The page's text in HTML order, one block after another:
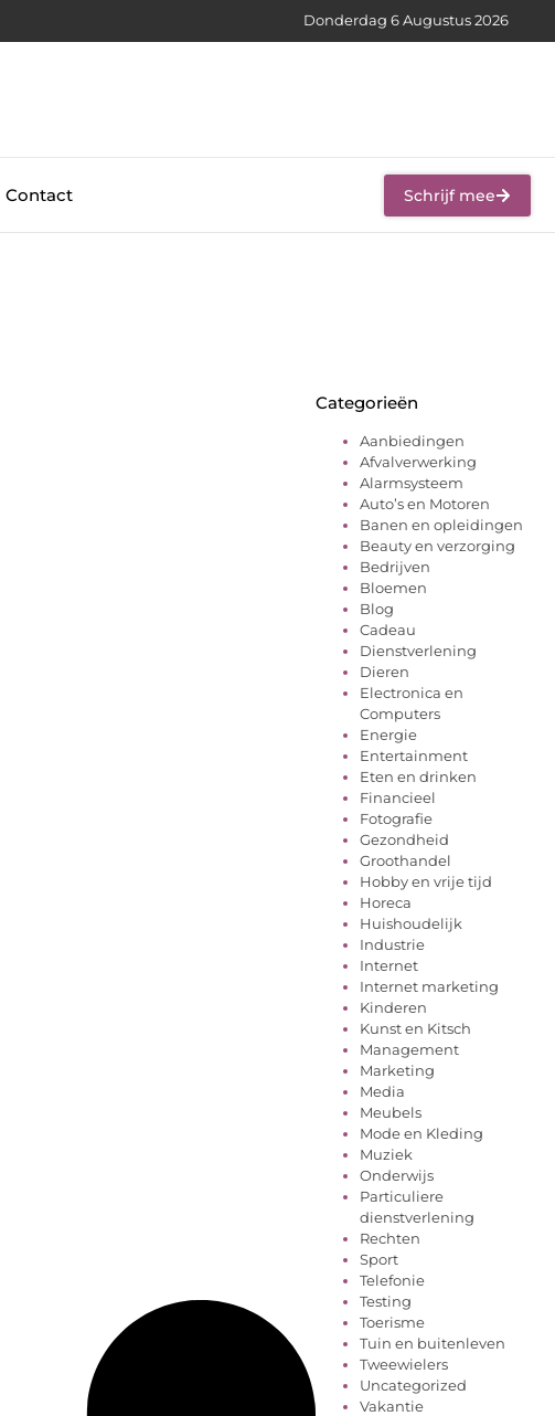
Donderdag 6 Augustus 2026
Contact Schrijf mee
Categorieën
Aanbiedingen
Afvalverwerking
Alarmsysteem
Auto’s en Motoren
Banen en opleidingen
Beauty en verzorging
Bedrijven
Bloemen
Blog
Cadeau
Dienstverlening
Dieren
Electronica en
Computers
Energie
Entertainment
Eten en drinken
Financieel
Fotografie
Gezondheid
Groothandel
Hobby en vrije tijd
Horeca
Huishoudelijk
Industrie
Internet
Internet marketing
Kinderen
Kunst en Kitsch
Management
Marketing
Media
Meubels
Mode en Kleding
Muziek
Onderwijs
Particuliere
dienstverlening
Rechten
Sport
Telefonie
Testing
Toerisme
Tuin en buitenleven
Tweewielers
Uncategorized
Vakantie